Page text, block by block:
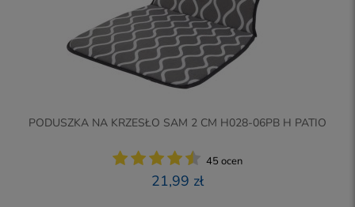
PODUSZKA NA KRZESŁO SAM 2 CM H028-06PB H PATIO
45 ocen
21,99 zł